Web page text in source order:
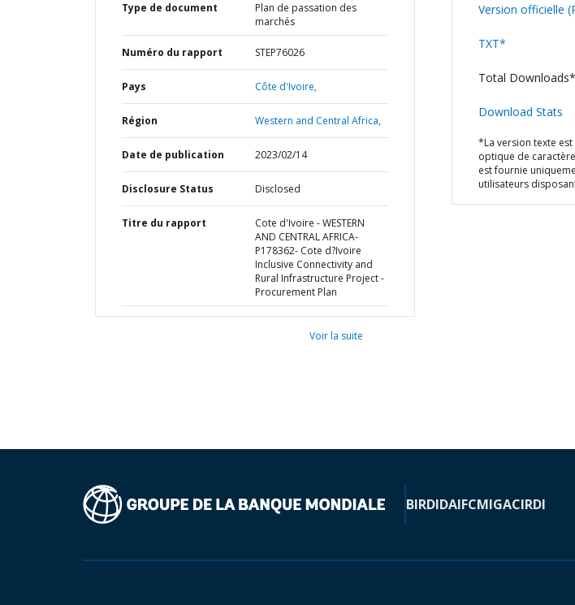
Type de document
Plan de passation des
marchés
Numéro du rapport STEP76026
Pays Côte d'Ivoire,
Région Western and Central Africa,
Date de publication 2023/02/14
Disclosure Status Disclosed
Titre du rapport
Cote d'Ivoire - WESTERN
AND CENTRAL AFRICA-
P178362- Cote d?Ivoire
Inclusive Connectivity and
Rural Infrastructure Project -
Procurement Plan
Voir la suite
Version officielle
TXT*
Total
Download Stats
*La version texte
optique de
est fournie
utilisateurs
BIRDIDAIFCMIGACIRDI